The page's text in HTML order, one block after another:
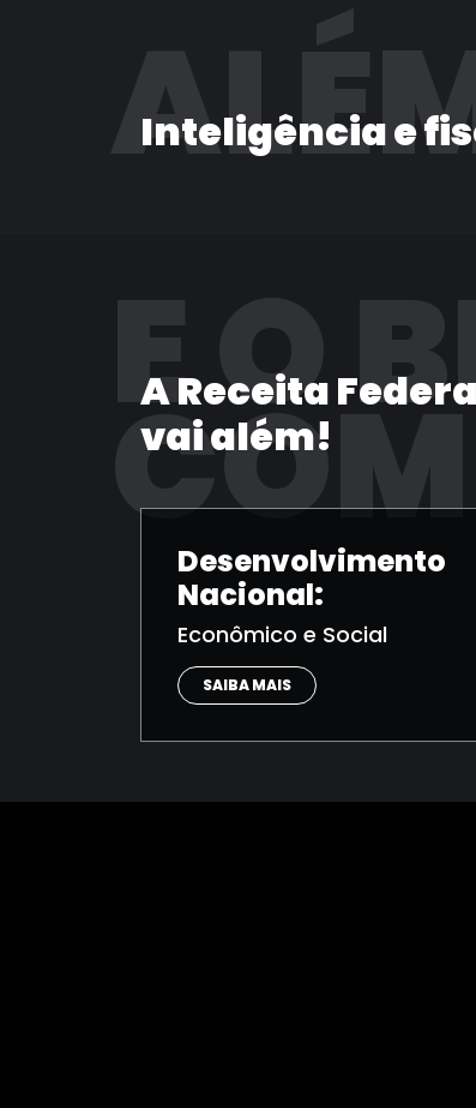
Inteligência e
E O
A Receita
vai além!
Desenvolvimento
Nacional:
Econômico e Social
SAIBA MAIS